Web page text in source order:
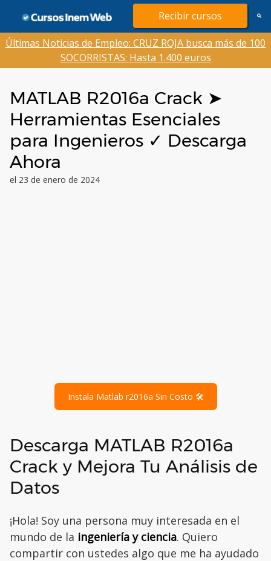
contenido
Recibir cursos
Últimas Noticias de Empleo: CRUZ ROJA busca más de 100
SOCORRISTAS: Hasta 1.400 euros
MATLAB R2016a Crack ➤
Herramientas Esenciales
para Ingenieros ✓ Descarga
Ahora
el 23 de enero de 2024
Instala Matlab r2016a Sin Costo 🛠️
Descarga MATLAB R2016a
Crack y Mejora Tu Análisis de
Datos
¡Hola! Soy una persona muy interesada en el
mundo de la ingeniería y ciencia. Quiero
compartir con ustedes algo que me ha ayudado